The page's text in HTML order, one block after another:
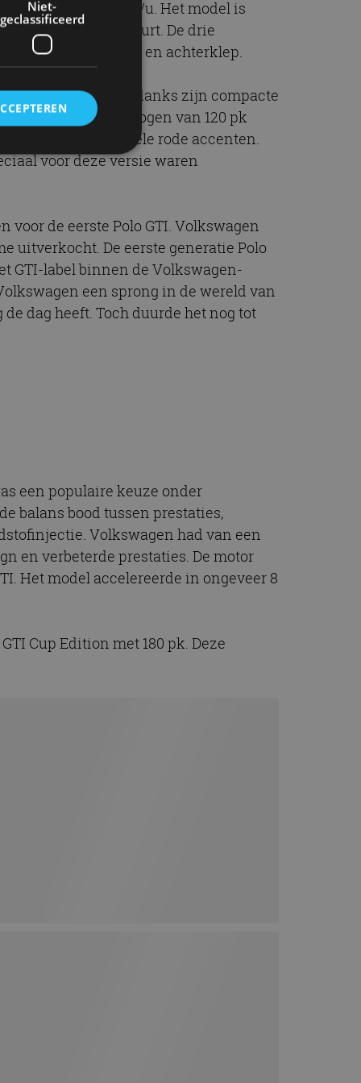
van bijna 200 km/u. Het model is
op de IAA in Frankfurt. De drie
op de grille en achterklep.
Herbert Schäfer. Ondanks zijn compacte
vermogen van 120 pk
en vanbuiten vele rode accenten.
voor deze versie waren
de eerste Polo GTI. Volkswagen
uitverkocht. De eerste generatie Polo
GTI-label binnen de Volkswagen-
een sprong in de wereld van
dag heeft. Toch duurde het nog tot
een populaire keuze onder
balans bood tussen prestaties,
Volkswagen had van een
en verbeterde prestaties. De motor
Het model accelereerde in ongeveer 8
Cup Edition met 180 pk. Deze
Niet-
geclassificeerd
om
van de bezoeker
van de
- wat een
van
te onderscheiden
klant-ID. Het is
om
te
leveren, zoals
uit over hoe
die de
uit over hoe
die de